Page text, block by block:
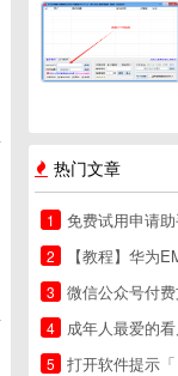
热门文章
1
免费试用申请助手软件
2
【教程】华为
3
微信公众号付
4
成年人最爱的看
5
打开软件提示